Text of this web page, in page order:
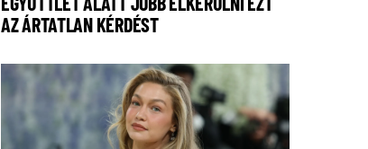
AZ ÁRTATLAN KÉRDÉST